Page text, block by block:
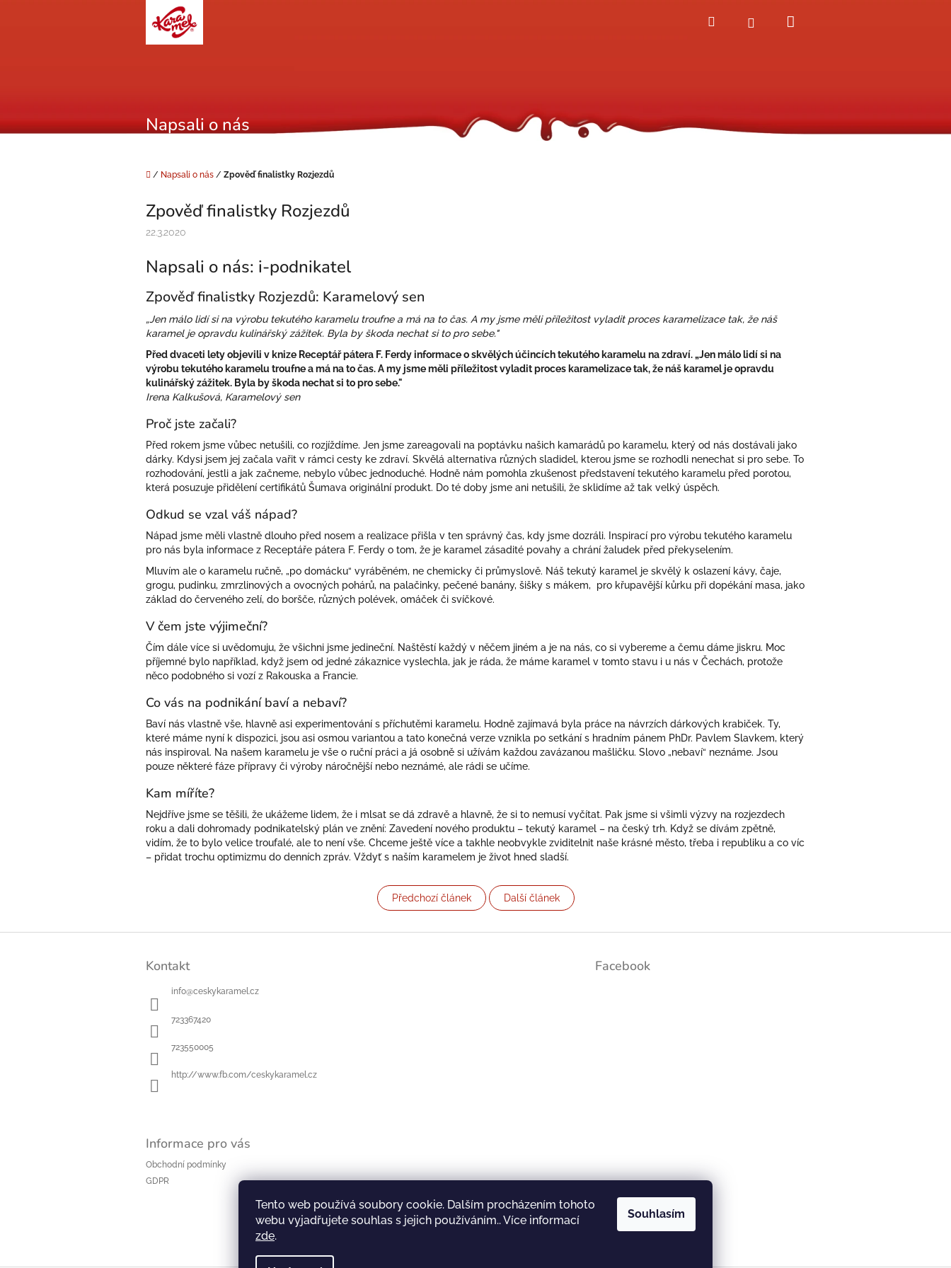
Tento web používá soubory cookie. Dalším procházením tohoto
webu vyjadřujete souhlas s jejich používáním.. Více informací
zde.
Souhlasím
Hledat Přihlášení
Napsali o nás
Domů
/ Napsali o nás / Zpověď finalistky Rozjezdů
Zpověď finalistky Rozjezdů
22.3.2020
Napsali o nás: i-podnikatel
Zpověď finalistky Rozjezdů: Karamelový sen
„Jen málo lidí si na výrobu tekutého karamelu troufne a má na to čas. A my jsme měli příležitost vyladit proces karamelizace tak, že náš
karamel je opravdu kulinářský zážitek. Byla by škoda nechat si to pro sebe."
Před dvaceti lety objevili v knize Receptář pátera F. Ferdy informace o skvělých účincích tekutého karamelu na zdraví. „Jen málo lidí si na
výrobu tekutého karamelu troufne a má na to čas. A my jsme měli příležitost vyladit proces karamelizace tak, že náš karamel je opravdu
kulinářský zážitek. Byla by škoda nechat si to pro sebe."
Irena Kalkušová, Karamelový sen
Proč jste začali?
Před rokem jsme vůbec netušili, co rozjíždíme. Jen jsme zareagovali na poptávku našich kamarádů po karamelu, který od nás dostávali jako
dárky. Kdysi jsem jej začala vařit v rámci cesty ke zdraví. Skvělá alternativa různých sladidel, kterou jsme se rozhodli nenechat si pro sebe. To
rozhodování, jestli a jak začneme, nebylo vůbec jednoduché. Hodně nám pomohla zkušenost představení tekutého karamelu před porotou,
která posuzuje přidělení certifikátů Šumava originální produkt. Do té doby jsme ani netušili, že sklidíme až tak velký úspěch.
Odkud se vzal váš nápad?
Nápad jsme měli vlastně dlouho před nosem a realizace přišla v ten správný čas, kdy jsme dozráli. Inspirací pro výrobu tekutého karamelu
pro nás byla informace z Receptáře pátera F. Ferdy o tom, že je karamel zásadité povahy a chrání žaludek před překyselením.
Mluvím ale o karamelu ručně, „po domácku“ vyráběném, ne chemicky či průmyslově. Náš tekutý karamel je skvělý k oslazení kávy, čaje,
grogu, pudinku, zmrzlinových a ovocných pohárů, na palačinky, pečené banány, šišky s mákem, pro křupavější kůrku při dopékání masa, jako
základ do červeného zelí, do boršče, různých polévek, omáček či svíčkové.
V čem jste výjimeční?
Čím dále více si uvědomuju, že všichni jsme jedineční. Naštěstí každý v něčem jiném a je na nás, co si vybereme a čemu dáme jiskru. Moc
příjemné bylo například, když jsem od jedné zákaznice vyslechla, jak je ráda, že máme karamel v tomto stavu i u nás v Čechách, protože
něco podobného si vozí z Rakouska a Francie.
Co vás na podnikání baví a nebaví?
Baví nás vlastně vše, hlavně asi experimentování s příchutěmi karamelu. Hodně zajímavá byla práce na návrzích dárkových krabiček. Ty,
které máme nyní k dispozici, jsou asi osmou variantou a tato konečná verze vznikla po setkání s hradním pánem PhDr. Pavlem Slavkem, který
nás inspiroval. Na našem karamelu je vše o ruční práci a já osobně si užívám každou zavázanou mašličku. Slovo „nebaví“ neznáme. Jsou
pouze některé fáze přípravy či výroby náročnější nebo neznámé, ale rádi se učíme.
Kam míříte?
Nejdříve jsme se těšili, že ukážeme lidem, že i mlsat se dá zdravě a hlavně, že si to nemusí vyčítat. Pak jsme si všimli výzvy na rozjezdech
roku a dali dohromady podnikatelský plán ve znění: Zavedení nového produktu – tekutý karamel – na český trh. Když se dívám zpětně,
vidím, že to bylo velice troufalé, ale to není vše. Chceme ještě více a takhle neobvykle zviditelnit naše krásné město, třeba i republiku a co víc
– přidat trochu optimizmu do denních zpráv. Vždyť s naším karamelem je život hned sladší.
Předchozí článek Další článek
Kontakt
info@ceskykaramel.cz
723367420
723550005
http://www.fb.com/ceskykaramel.cz
Facebook
Informace pro vás
Obchodní podmínky
GDPR